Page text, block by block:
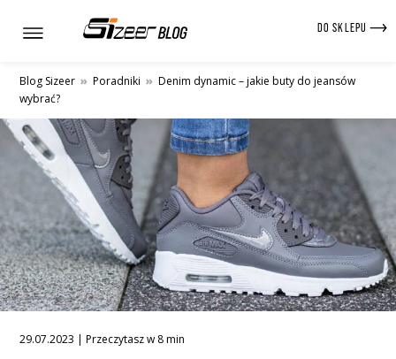
DO SKLEPU
Blog Sizeer » Poradniki » Denim dynamic – jakie buty do jeansów
wybrać?
29.07.2023 | Przeczytasz w 8 min